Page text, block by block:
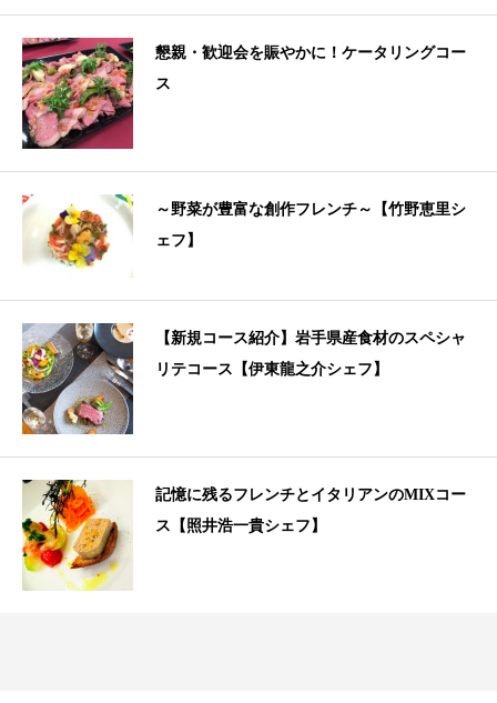
懇親・歓迎会を賑やかに！ケータリングコー
ス
～野菜が豊富な創作フレンチ～【竹野恵里シ
ェフ】
【新規コース紹介】岩手県産食材のスペシャ
リテコース【伊東龍之介シェフ】
記憶に残るフレンチとイタリアンのMIXコー
ス【照井浩一貴シェフ】